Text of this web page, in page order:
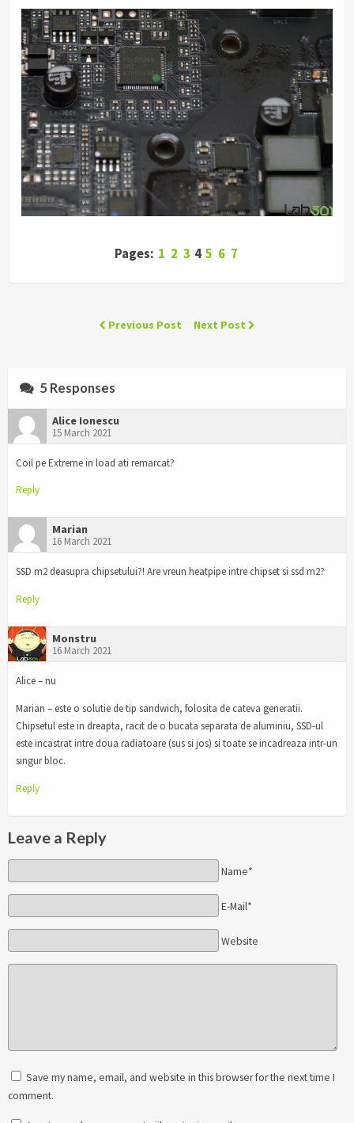
Pages: 1 2 3 4 5 6 7
Previous Post Next Post
5 Responses
Alice Ionescu
15 March 2021
Coil pe Extreme in load ati remarcat?
Reply
Marian
16 March 2021
SSD m2 deasupra chipsetului?! Are vreun heatpipe intre chipset si ssd m2?
Reply
Monstru
16 March 2021
Alice – nu
Marian – este o solutie de tip sandwich, folosita de cateva generatii.
Chipsetul este in dreapta, racit de o bucata separata de aluminiu, SSD-ul
este incastrat intre doua radiatoare (sus si jos) si toate se incadreaza intr-un
singur bloc.
Reply
Leave a Reply
Name*
E-Mail*
Website
Save my name, email, and website in this browser for the next time I
comment.